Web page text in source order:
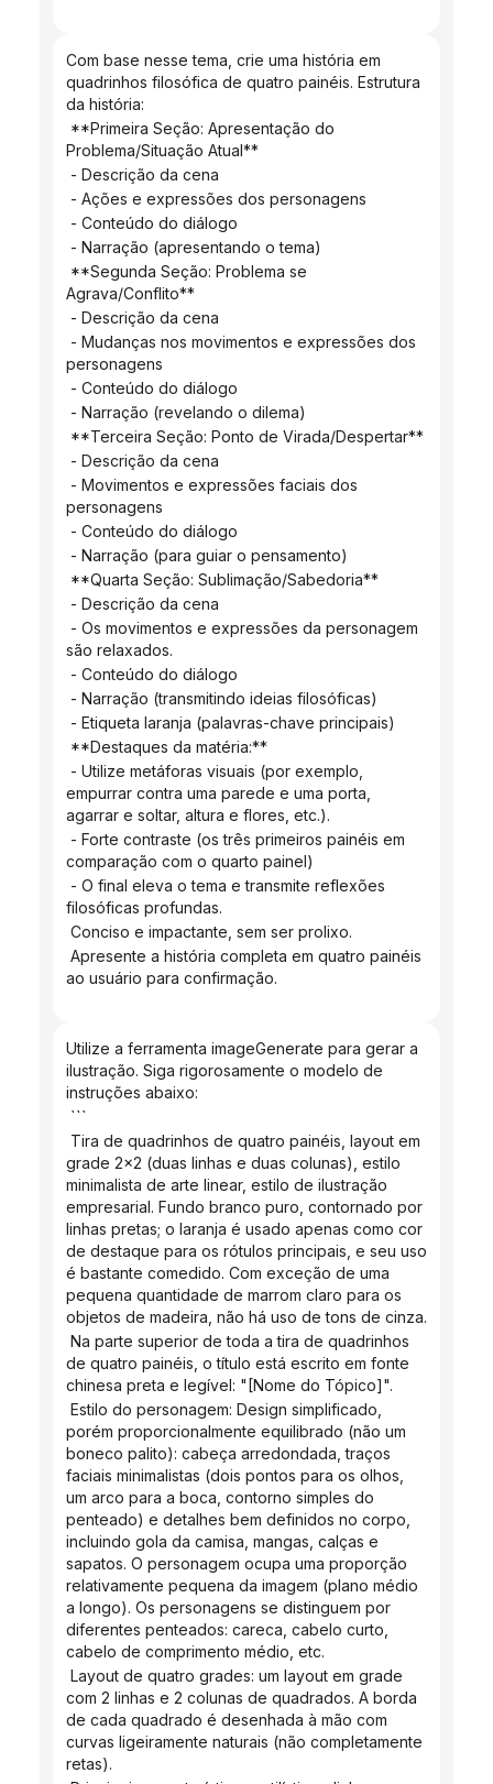
Com base nesse tema, crie uma história em
quadrinhos filosófica de quatro painéis. Estrutura
da história:
Problema/Situação Atual**
- Descrição da cena
- Ações e expressões dos personagens
- Conteúdo do diálogo
- Narração (apresentando o tema)
Agrava/Conflito**
- Descrição da cena
personagens
- Conteúdo do diálogo
- Narração (revelando o dilema)
**Terceira Seção: Ponto de Virada/Despertar**
- Descrição da cena
personagens
- Conteúdo do diálogo
- Narração (para guiar o pensamento)
**Quarta Seção: Sublimação/Sabedoria**
- Descrição da cena
são relaxados.
- Conteúdo do diálogo
- Narração (transmitindo ideias filosóficas)
- Etiqueta laranja (palavras-chave principais)
**Destaques da matéria:**
empurrar contra uma parede e uma porta,
agarrar e soltar, altura e flores, etc.).
comparação com o quarto painel)
filosóficas profundas.
Conciso e impactante, sem ser prolixo.
ao usuário para confirmação.
Utilize a ferramenta imageGenerate para gerar a
ilustração. Siga rigorosamente o modelo de
instruções abaixo:
```
grade 2x2 (duas linhas e duas colunas), estilo
minimalista de arte linear, estilo de ilustração
empresarial. Fundo branco puro, contornado por
linhas pretas; o laranja é usado apenas como cor
de destaque para os rótulos principais, e seu uso
é bastante comedido. Com exceção de uma
pequena quantidade de marrom claro para os
objetos de madeira, não há uso de tons de cinza.
de quatro painéis, o título está escrito em fonte
chinesa preta e legível: "[Nome do Tópico]".
porém proporcionalmente equilibrado (não um
boneco palito): cabeça arredondada, traços
faciais minimalistas (dois pontos para os olhos,
um arco para a boca, contorno simples do
penteado) e detalhes bem definidos no corpo,
incluindo gola da camisa, mangas, calças e
sapatos. O personagem ocupa uma proporção
relativamente pequena da imagem (plano médio
a longo). Os personagens se distinguem por
diferentes penteados: careca, cabelo curto,
cabelo de comprimento médio, etc.
com 2 linhas e 2 colunas de quadrados. A borda
de cada quadrado é desenhada à mão com
curvas ligeiramente naturais (não completamente
retas).